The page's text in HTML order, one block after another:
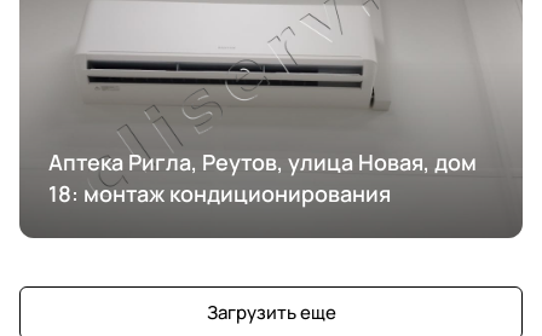
Аптека Ригла, Реутов, улица Новая, дом
18: монтаж кондиционирования
Загрузить еще